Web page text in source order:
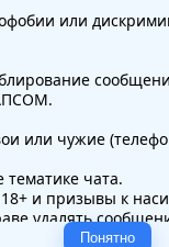
или
или чужие
чата.
и призывы к
удалять
Понятно